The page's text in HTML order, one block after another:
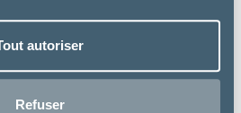
autoriser
Refuser